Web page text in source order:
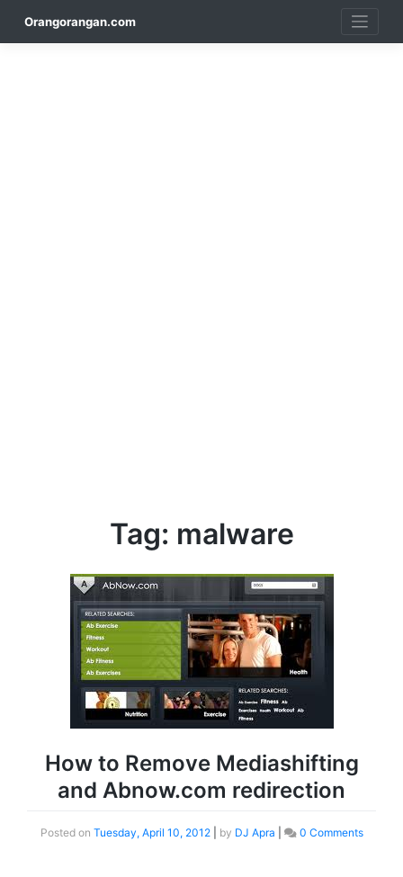
Orangorangan.com
Tag: malware
How to Remove Mediashifting
and Abnow.com redirection
Posted on Tuesday, April 10, 2012| by DJ Apra 0 Comments